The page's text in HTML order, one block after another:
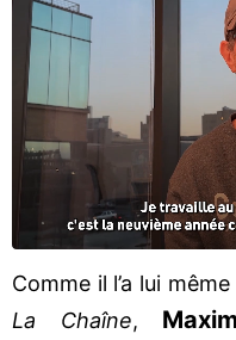
Comme il l’a lui
La Chaîne,